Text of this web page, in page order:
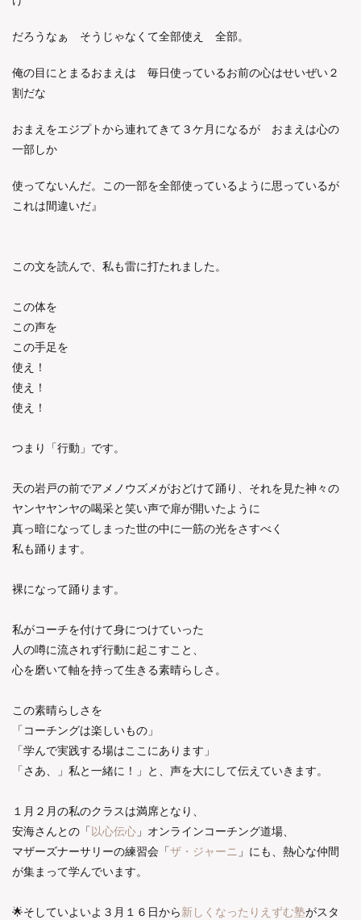
だろうなぁ そうじゃなくて全部使え 全部。
俺の目にとまるおまえは 毎日使っているお前の心はせいぜい２
割だな
おまえをエジプトから連れてきて３ケ月になるが おまえは心の
一部しか
使ってないんだ。この一部を全部使っているように思っているが
これは間違いだ』
この文を読んで、私も雷に打たれました。
この体を
この声を
この手足を
使え！
使え！
使え！
つまり「行動」です。
天の岩戸の前でアメノウズメがおどけて踊り、それを見た神々の
ヤンヤヤンヤの喝采と笑い声で扉が開いたように
真っ暗になってしまった世の中に一筋の光をさすべく
私も踊ります。
裸になって踊ります。
私がコーチを付けて身につけていった
人の噂に流されず行動に起こすこと、
心を磨いて軸を持って生きる素晴らしさ。
この素晴らしさを
「コーチングは楽しいもの」
「学んで実践する場はここにあります」
「さあ、」私と一緒に！」と、声を大にして伝えていきます。
１月２月の私のクラスは満席となり、
安海さんとの「以心伝心 」オンラインコーチング道場、
マザーズナーサリーの練習会「ザ・ジャーニ 」にも、熱心な仲間
が集まって学んでいます。
🌟そしていよいよ３月１６日から新しくなったりえずむ塾がスタ